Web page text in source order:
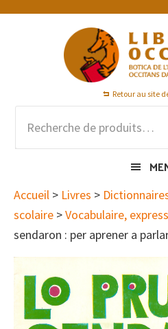
Passer
Passer
Passer
Retour au site
Accueil > Livres >
scolaire >Vocabulaire,
sendaron : per aprener a